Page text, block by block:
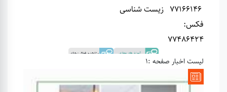
فکس:
77486424
لیست اخبار صفحه :1